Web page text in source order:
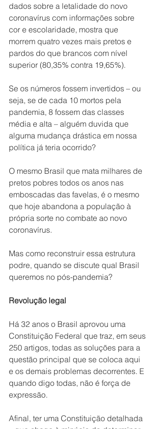
dados sobre a letalidade do novo
coronavírus com informações sobre
cor e escolaridade, mostra que
morrem quatro vezes mais pretos e
pardos do que brancos com nível
superior (80,35% contra 19,65%).
Se os números fossem invertidos – ou
seja, se de cada 10 mortos pela
pandemia, 8 fossem das classes
média e alta – alguém duvida que
alguma mudança drástica em nossa
política já teria ocorrido?
O mesmo Brasil que mata milhares de
pretos pobres todos os anos nas
emboscadas das favelas, é o mesmo
que hoje abandona a população à
própria sorte no combate ao novo
coronavírus.
Mas como reconstruir essa estrutura
podre, quando se discute qual Brasil
queremos no pós-pandemia?
Revolução legal
Há 32 anos o Brasil aprovou uma
Constituição Federal que traz, em seus
250 artigos, todas as soluções para a
questão principal que se coloca aqui
e os demais problemas decorrentes. E
quando digo todas, não é força de
expressão.
Afinal, ter uma Constituição detalhada